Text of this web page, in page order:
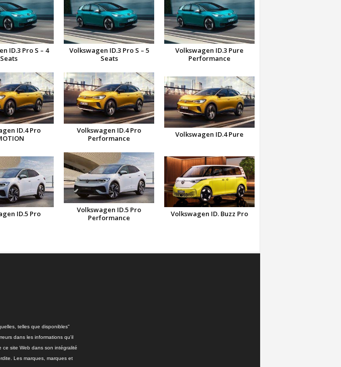
ID.3 Pro S – 4
Seats
Volkswagen ID.3 Pro S – 5
Seats
Volkswagen ID.3 Pure
Performance
ID.4 Pro
Volkswagen ID.4 Pro
Performance
Volkswagen ID.4 Pure
ID.5 Pro
Volkswagen ID.5 Pro
Performance
Volkswagen ID. Buzz Pro
telles que disponibles"
dans les informations qu'il
site Web dans son intégralité
Les marques, marques et